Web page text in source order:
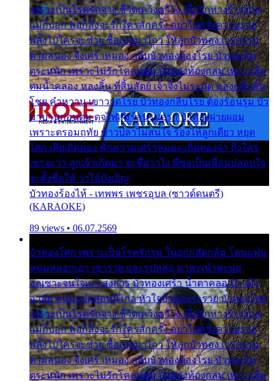
เพราะเป็นโรครักจาง ชีวิตเคว้งคว้าง เมื่อรักห่างร้างไกล
แม่ก็บอก พ่อก็สั่งจะรักใครสักครั้ง อย่าไปหวังความรวย
พลั้งไปใครจะช่วย ซื้อเปลมาไกว ให้ลูกบัวทอง เวรกรรม
ตามสนอง จึงเศร้าหมอง กลีบบัวทองต้องโรย บัวทองไม่
ตระหนัก เพราะไม่รักโคลนตม บัวทองท้องกลม เพราะลืม
ตมน้ำคลอง หลงลิ้น ที่สิ้นสัตย์ เจ้าจึงไม่ระมัด หลงกลิ่นลิ้น
โชย คำหวาน เขาวาดโรย บัวทองกลีบโรย ต้องร้อนรุม บัว
มาบานก่อนตูม ดุจไฟสุมร้อนรุมอุรา บัวทองผ่ายผอม
เพราะตรอมฤทัย ข้าวปลาไม่สนใจ ร้องไห้ลูกเดียว หยุด
โศก เสียเถิดทอง พักความเศร้าหมอง เถิดทองจ๋า ถึงใคร
เขาจะว่า ลูกเจ้าเกิดมา จะชื่อว่าไง พี่ขอเป็นเพื่อนปลอบใจ
จะตั้งชื่อให้ ว่าไอ้บังเอิญ
บัวทองร้องไห้ - เทพพร เพชรอุบล (ซาวด์ดนตรี)
(KARAOKE)
89 views • 06.07.2569
บัวทองโศก เพราะเป็นโรครักรุม ในอกกลัดกลุ้ม โดนแฟน
หนุ่มหลอกเอา เขารวย และรูปหล่อ มาพะเน้าพะนอ
ออเซาะจนใจเบา สงสาร บัวทองเศร้า น้ำตาคลอเบ้า เฝ้า
อาลัย หนุ่มรูปหล่อหนีไกล หัวใจบัวทองระรวย บัวทองโศก
เพราะเป็นโรครักจาง ชีวิตเคว้งคว้าง เมื่อรักห่างร้างไกล
แม่ก็บอก พ่อก็สั่งจะรักใครสักครั้ง อย่าไปหวังความรวย
พลั้งไปใครจะช่วย ซื้อเปลมาไกว ให้ลูกบัวทอง เวรกรรม
ตามสนอง จึงเศร้าหมอง กลีบบัวทองต้องโรย บัวทองไม่
ตระหนัก เพราะไม่รักโคลนตม บัวทองท้องกลม เพราะลืม